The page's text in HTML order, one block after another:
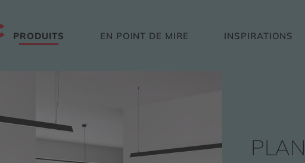
PRODUITS EN POINT DE MIRE INSPIRATIONS